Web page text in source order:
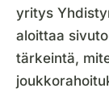
yritys
aloittaa
tärkeintä,